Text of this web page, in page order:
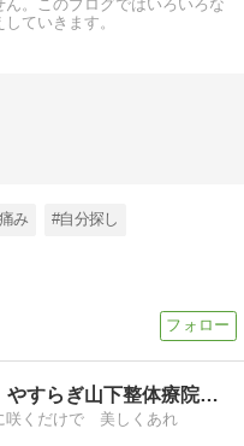
。このブログではいろいろな
ていきます。
み #自分探し
京都市右京区鳴滝 やすらぎ山下整体療院のブログ
くだけで 美しくあれ